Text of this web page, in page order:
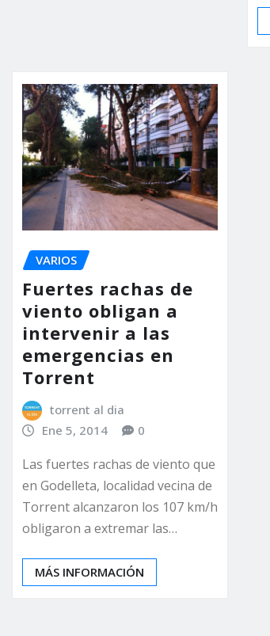
VARIOS
Fuertes rachas de
viento obligan a
intervenir a las
emergencias en
Torrent
torrent al dia
Ene 5, 2014
0
Las fuertes rachas de viento que
en Godelleta, localidad vecina de
Torrent alcanzaron los 107 km/h
obligaron a extremar las…
MÁS INFORMACIÓN